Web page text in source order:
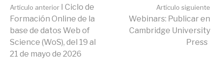
Seguir
leyendo
Artículo anterior I Ciclo de
Formación Online de la
base de datos Web of
Science (WoS), del 19 al
21 de mayo de 2026
Artículo siguiente
Webinars: Publicar en
Cambridge University
Press